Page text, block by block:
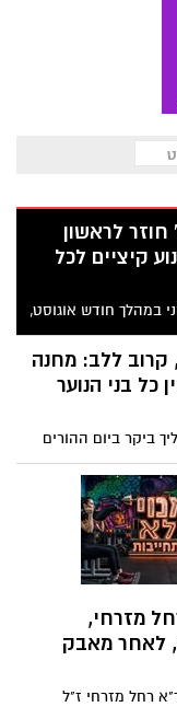
לראשון
קיציים לכל
במהלך חודש אוגוסט,
במדרחוב רוטשילד
השמיים עם מופעים,
- ללא תשלום
קרוב ללב: מחנה
כל בני הנוער
ביקר ביום ההורים
סילבר, והתרגש
ובנות נוער עם צרכים
שלנו – עיר
ותחושת שייכות"
מזרחי,
לאחר מאבק
רחל מזרחי ז"ל